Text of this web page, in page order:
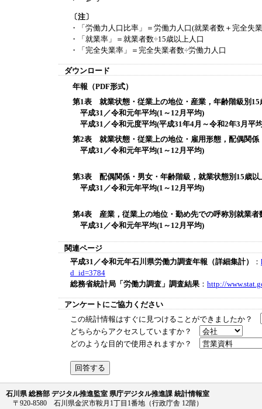
〔注〕
・「労働力人口比率」＝労働力人口(就業者数＋完全失
・「就業率」＝就業者数÷15歳以上人口
・「完全失業率」＝完全失業者数÷労働力人口
ダウンロード
年報（PDF形式）
第1表 就業状態・従業上の地位・産業，年齢階級別15
平成31／令和元年平均(1～12月平均)
平成31／令和元度平均(平成31年4月～令和2年3月平
第2表 就業状態・従業上の地位・雇用形態，配偶関係
平成31／令和元年平均(1～12月平均)
第3表 配偶関係・男女・年齢階級，就業状態別15歳以
平成31／令和元年平均(1～12月平均)
第4表 産業，従業上の地位・勤め先での呼称別就業者
平成31／令和元年平均(1～12月平均)
関連ページ
平成31／令和元年石川県労働力調査年報（詳細集計）
：
d_id=3784
総務省統計局「労働力調査」調査結果 ： http://
アンケートにご協力ください
この統計情報はすぐに見つけることができましたか？
どちらからアクセスしていますか？
どのような目的で使用されますか？
石川県 総務部 デジタル推進監室 県庁デジタル推進課 統計情報室
〒920-8580 石川県金沢市鞍月1丁目1番地（行政庁舎 12階）